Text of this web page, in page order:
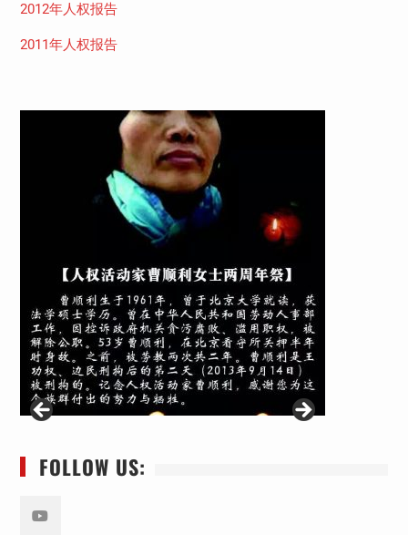
2012年人权报告
2011年人权报告
FOLLOW US: